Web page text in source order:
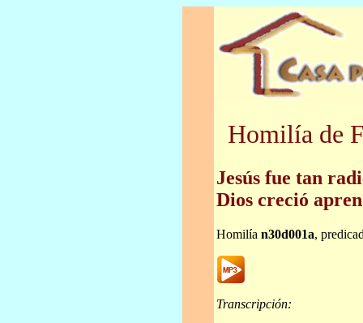
Homilía de
Jesús fue tan
Dios creció
Homilía n30d001a,
Transcripción: